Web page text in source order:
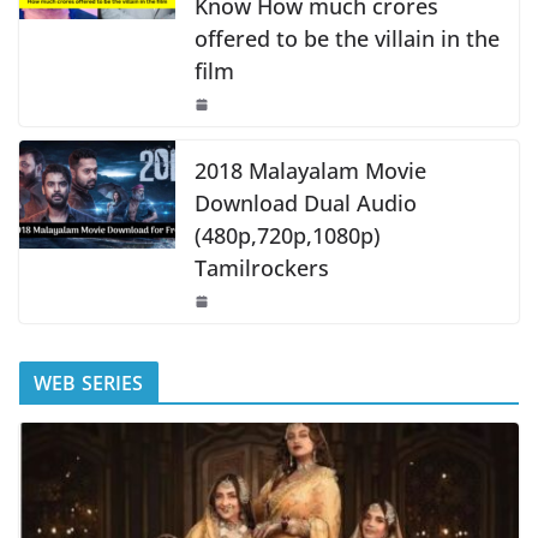
offered to be the villain in the
film
2018 Malayalam Movie
Download Dual Audio
(480p,720p,1080p)
Tamilrockers
WEB SERIES